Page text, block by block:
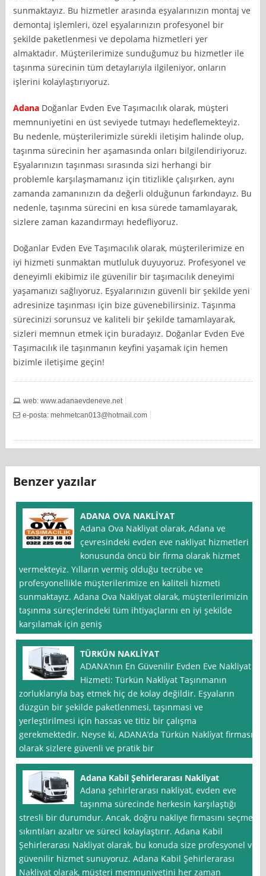
sunmaktayız. Bu hizmetler arasında eşyalarınızın montaj ve
demontaj işlemleri, özel eşyalarınızın profesyonel bir
şekilde paketlenmesi ve depolama hizmetleri yer
almaktadır. Müşterilerimize sunduğumuz bu hizmetler ile
taşınma sürecinin tüm detaylarıyla ilgileniyor, onların
işlerini kolaylaştırıyoruz.
Adana Doğanlar Evden Eve Taşımacılık olarak, müşteri
memnuniyetini en üst seviyede tutmayı hedeflemekteyiz.
Bu nedenle, müşterilerimizle sürekli iletişim halinde olup,
taşınma sürecinin her aşamasında onları bilgilendiriyoruz.
Eşyalarınızın taşınması sırasında sizi herhangi bir
problemle karşılaşmamanız için titizlikle çalışırken, aynı
zamanda zamanınızın da değerli olduğunun farkındayız. Bu
nedenle, taşınma sürecini en kısa sürede tamamlayarak,
sizlere zaman kazandırmayı hedefliyoruz.
Doğanlar Evden Eve Taşımacılık olarak, müşterilerimize en
iyi hizmeti sunmaktan mutluluk duyuyoruz. Profesyonel ve
deneyimli ekibimiz ile güvenilir bir taşımacılık deneyimi
yaşamanızı sağlıyoruz. Eşyalarınızın güvenli bir şekilde yeni
adresinize taşınması için bize güvenebilirsiniz. Taşınma
sürecinizi sorunsuz ve kaliteli bir şekilde tamamlayarak,
sizleri memnun etmek için buradayız. Doğanlar Evden Eve
Taşımacılık ile taşınmanın keyfini yaşamak için hemen
bizimle iletişime geçin!
web: www.adanaevdeneve.net
e-posta:mehmetcan013@hotmail.com
Benzer yazılar
ADANA OVA NAKLİYAT
Adana Ova Nakliyat olarak, Adana ve
çevresindeki evden eve nakliyat hizmetleri
konusunda öncü bir firma olarak hizmet
vermekteyiz. Yılların vermiş olduğu tecrübe ve
profesyonellikle müşterilerimize en kaliteli hizmeti
sunmaktayız. Adana Ova Nakliyat olarak, müşterilerimizin
taşınma süreçlerindeki tüm ihtiyaçlarını en iyi şekilde
karşılamak için geniş
TÜRKÜN NAKLİYAT
ADANA’nın En Güvenilir Evden Eve Nakliyat
Hizmeti: Türkün Nakli̇yat Taşınmanın
zorluklarıyla baş etmek hiç de kolay değildir. Eşyaların
düzgün bir şekilde paketlenmesi, taşınmasi ve
yerleştirilmesi için hassas ve titiz bir çalışma
gerekmektedir. Neyse ki, ADANA’da Türkün Nakli̇yat firması
olarak sizlere güvenli ve pratik bir
Adana Kabil Şehirlerarası Nakliyat
Adana şehirlerarası nakliyat, evden eve
taşınma sürecinde herkesin karşılaştığı
stresli bir durumdur. Ancak, doğru nakliye firmasını seçmek
sıkıntıları azaltır ve süreci kolaylaştırır. Adana Kabil
Şehirlerarası Nakliyat olarak, bu konuda size profesyonel ve
güvenilir hizmet sunuyoruz. Adana Kabil Şehirlerarası
Nakliyat olarak, müşteri memnuniyetini her zaman